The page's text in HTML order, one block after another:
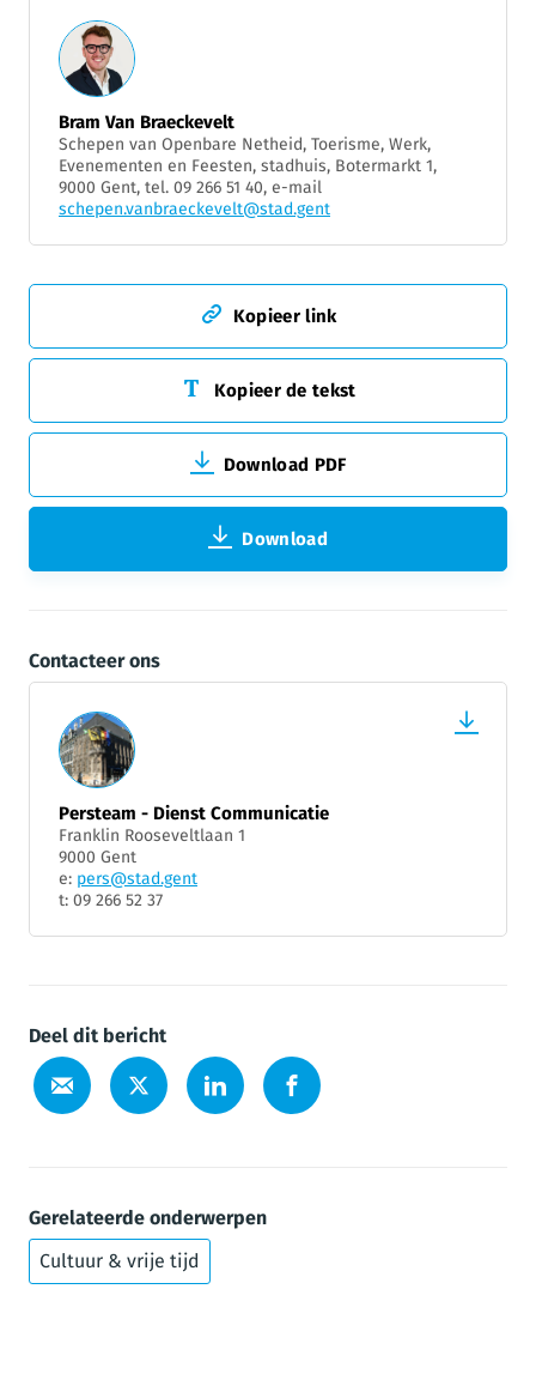
Bram Van Braeckevelt
Schepen van Openbare Netheid, Toerisme, Werk,
Evenementen en Feesten, stadhuis, Botermarkt 1,
9000 Gent, tel. 09 266 51 40, e-mail
schepen.vanbraeckevelt@stad.gent
Kopieer link
Kopieer de tekst
Download PDF
Download
Contacteer ons
Persteam - Dienst Communicatie
Franklin Rooseveltlaan 1
9000 Gent
e: pers@stad.gent
t: 09 266 52 37
Deel dit bericht
Gerelateerde onderwerpen
Cultuur & vrije tijd